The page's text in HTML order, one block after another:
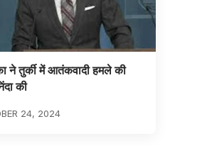
ने तुर्की में आतंकवादी हमले की
की
24, 2024